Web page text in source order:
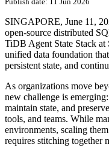
TiDB
Stack at
Singapore,
Publish date: 11 Jun 2026